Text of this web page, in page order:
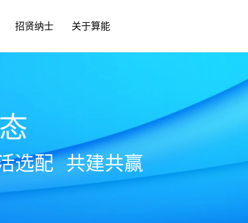
招贤纳士 关于算能
选配 共建共赢